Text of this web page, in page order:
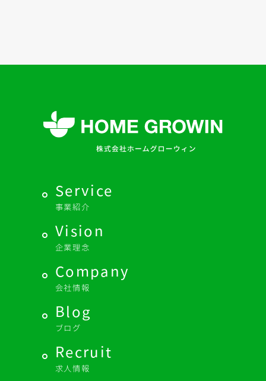
Service
事業紹介
Vision
企業理念
Company
会社情報
Blog
ブログ
Recruit
求人情報